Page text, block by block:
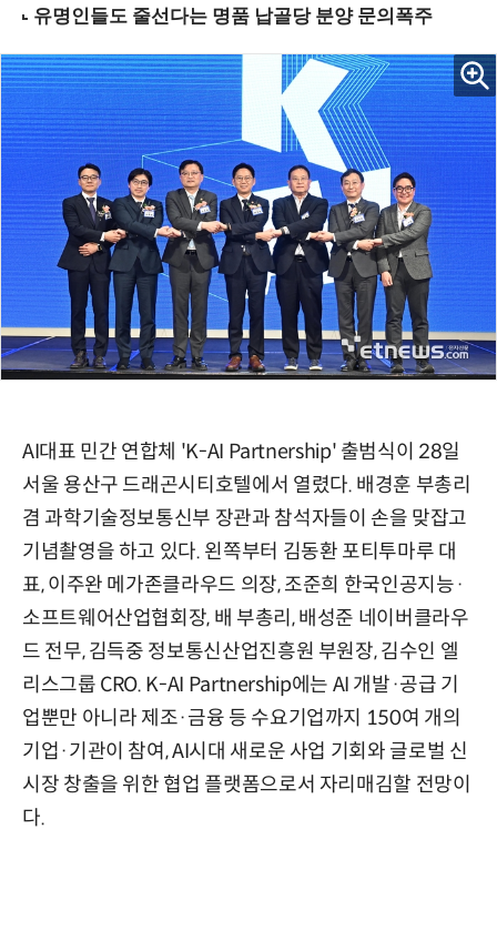
AI대표 민간 연합체 'K-AI Partnership' 출범식이 28일
서울 용산구 드래곤시티호텔에서 열렸다. 배경훈 부총리
겸 과학기술정보통신부 장관과 참석자들이 손을 맞잡고
기념촬영을 하고 있다. 왼쪽부터 김동환 포티투마루 대
표, 이주완 메가존클라우드 의장, 조준희 한국인공지능·
소프트웨어산업협회장, 배 부총리, 배성준 네이버클라우
드 전무, 김득중 정보통신산업진흥원 부원장, 김수인 엘
리스그룹 CRO. K-AI Partnership에는 AI 개발·공급 기
업뿐만 아니라 제조·금융 등 수요기업까지 150여 개의
기업·기관이 참여, AI시대 새로운 사업 기회와 글로벌 신
시장 창출을 위한 협업 플랫폼으로서 자리매김할 전망이
다.